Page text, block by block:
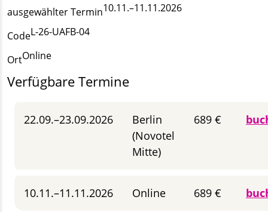
ausgewählter Termin10.11.–11.11.2026
CodeL-26-UAFB-04
OrtOnline
Verfügbare Termine
22.09.–23.09.2026
Berlin
(Novotel
Mitte)
689 €
10.11.–11.11.2026 Online 689 €